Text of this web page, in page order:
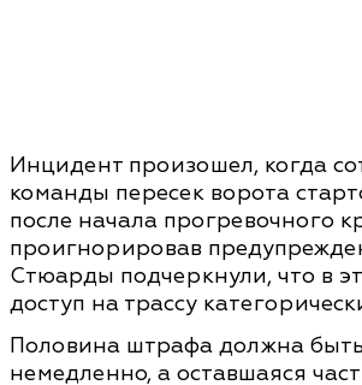
Инцидент произошел, когда
команды пересек ворота
после начала прогревочного
проигнорировав
Стюарды подчеркнули, что в
доступ на трассу
Половина штрафа должна
немедленно, а оставшаяся